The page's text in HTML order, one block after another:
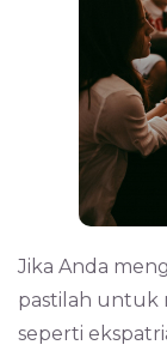
Jika Anda
pastilah untuk
seperti